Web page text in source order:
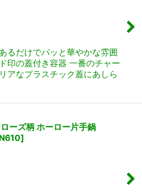
るだけでパッと華やかな雰囲
印の蓋付き容器 一番のチャー
アなプラスチック蓋にあしら
ーズ柄 ホーロー片手鍋
]